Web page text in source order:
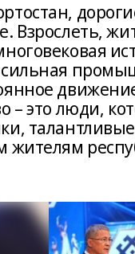
Взрослеть,
– это люди,